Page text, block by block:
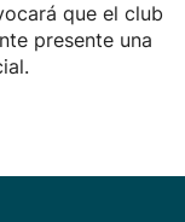
que el club
presente una